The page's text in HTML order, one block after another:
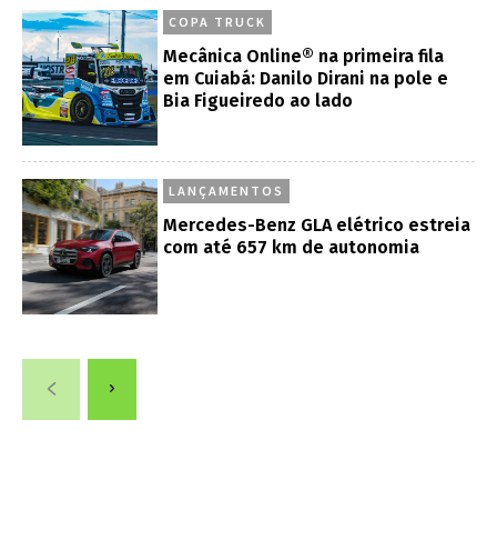
COPA TRUCK
Mecânica Online® na primeira fila
em Cuiabá: Danilo Dirani na pole e
Bia Figueiredo ao lado
LANÇAMENTOS
Mercedes-Benz GLA elétrico estreia
com até 657 km de autonomia